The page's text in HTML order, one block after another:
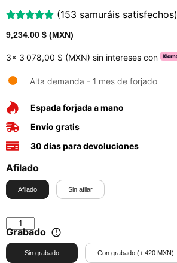
(153 samuráis satisfechos)
9,234.00 $ (MXN)
3x 3 078,00 $ (MXN) sin intereses con
Alta demanda - 1 mes de forjado
Espada forjada a mano
Envío gratis
30 días para devoluciones
Afilado
Afilado Sin afilar
Grabado
Sin grabado Con grabado (+ 420 MXN)